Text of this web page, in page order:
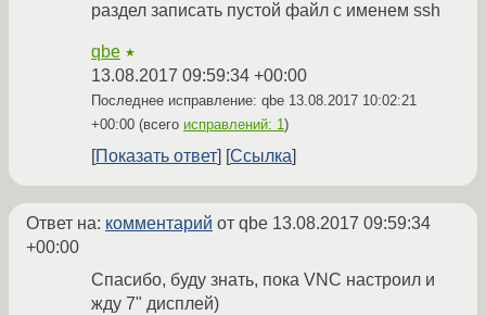
раздел записать пустой файл с именем ssh
qbe ★
13.08.2017 09:59:34 +00:00
Последнее исправление: qbe 13.08.2017 10:02:21
+00:00 (всего исправлений: 1)
Показать ответ Ссылка
Ответ на: комментарий от qbe 13.08.2017 09:59:34
+00:00
Спасибо, буду знать, пока VNC настроил и
жду 7" дисплей)